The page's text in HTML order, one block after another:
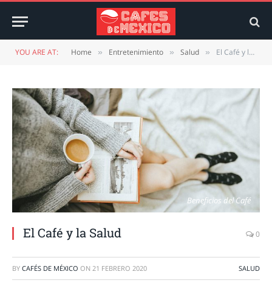
YOU ARE AT: Home » Entretenimiento » Salud » El Café y la Salud
Beneficios del Café
El Café y la Salud 0
BY CAFÉS DE MÉXICO ON 21 FEBRERO 2020 SALUD